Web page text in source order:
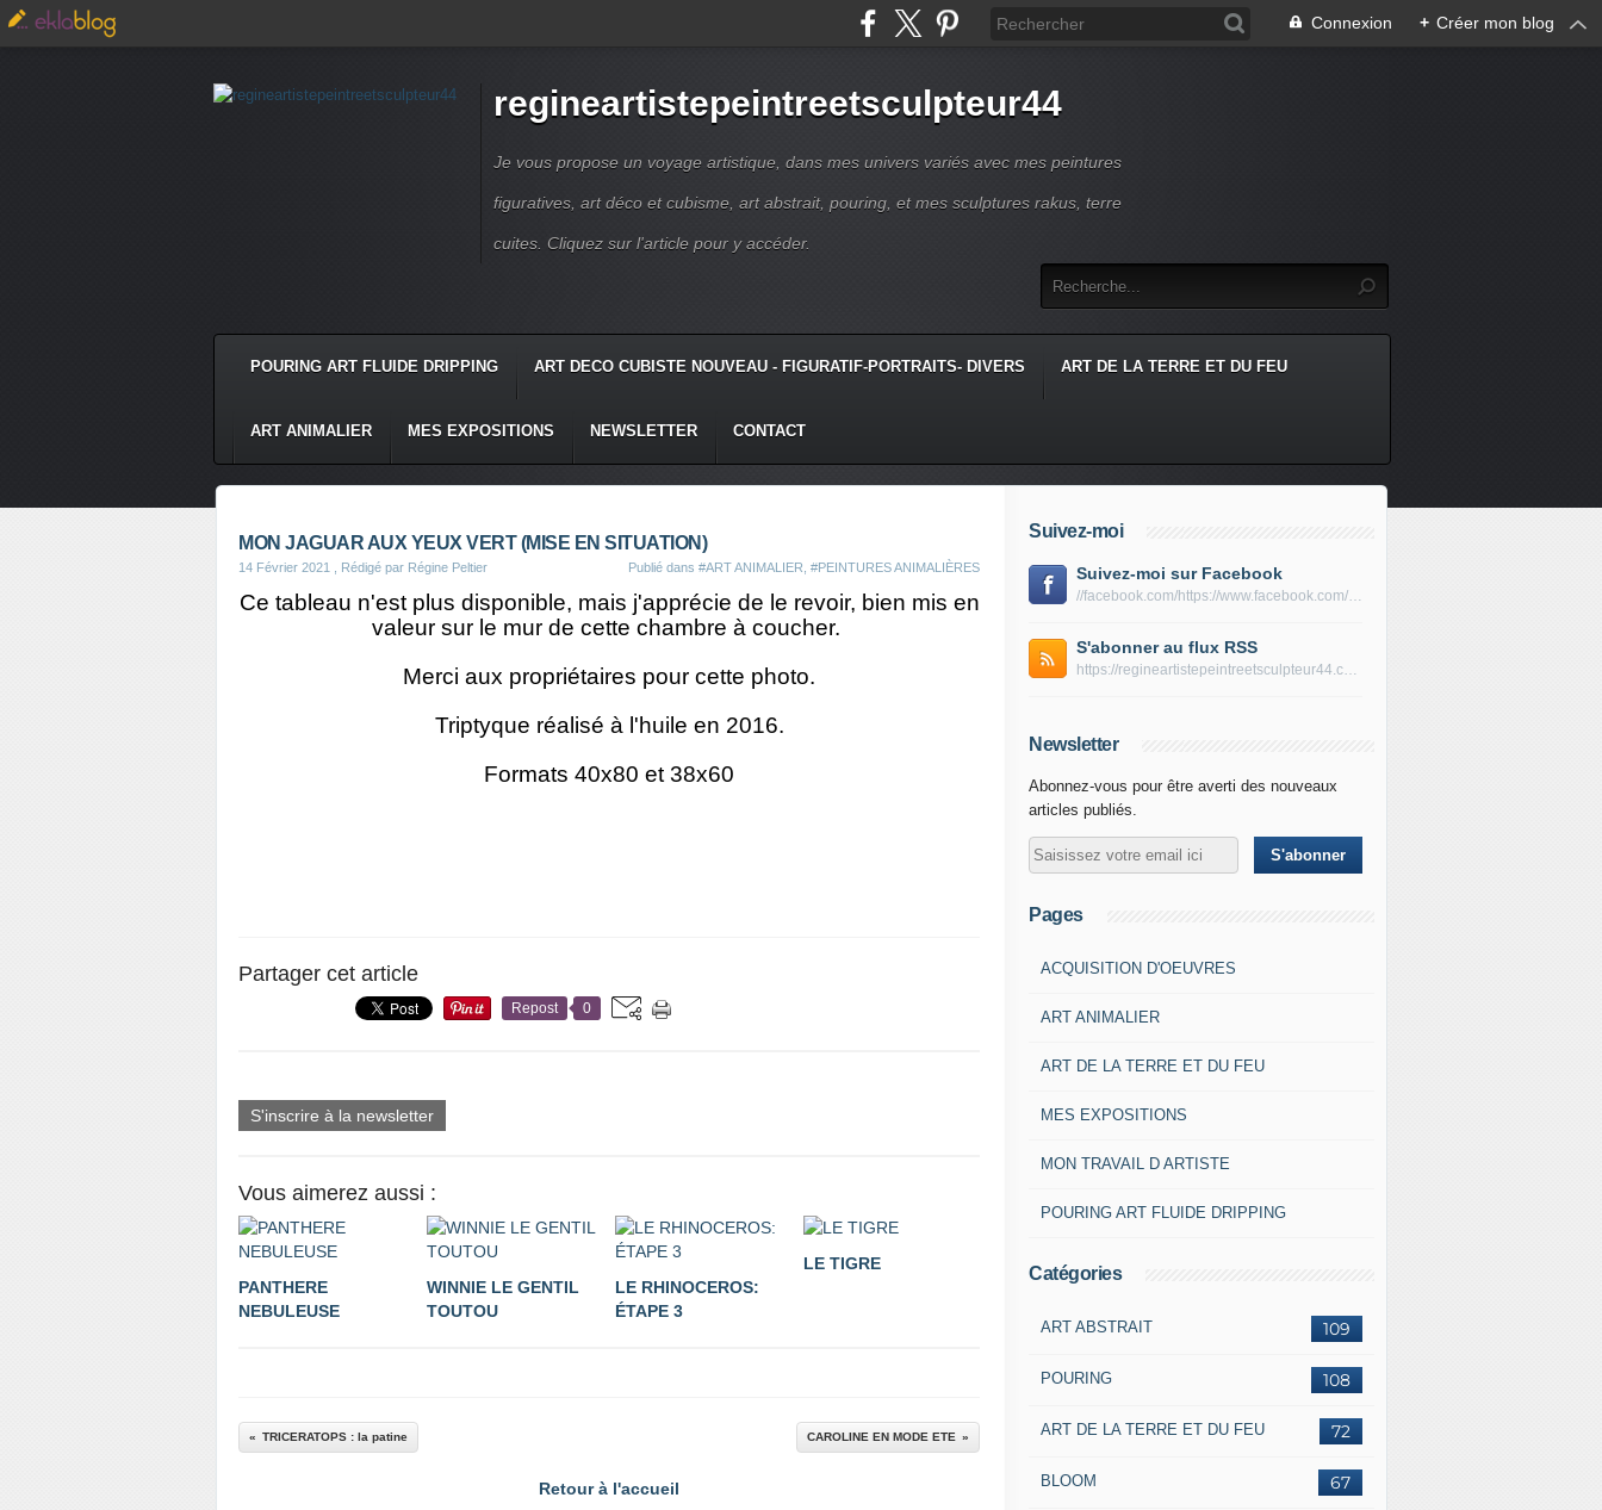
Connexion + Créer mon blog
regineartistepeintreetsculpteur44
Je vous propose un voyage artistique, dans mes univers variés avec mes peintures
figuratives, art déco et cubisme, art abstrait, pouring, et mes sculptures rakus, terre
cuites. Cliquez sur l'article pour y accéder.
POURING ART FLUIDE DRIPPING ART DECO CUBISTE NOUVEAU - FIGURATIF-PORTRAITS- DIVERS ART DE LA TERRE ET DU FEU
ART ANIMALIER MES EXPOSITIONS NEWSLETTER CONTACT
MON JAGUAR AUX YEUX VERT (MISE EN SITUATION)
14 Février 2021 , Rédigé par Régine Peltier Publié dans #ART ANIMALIER #PEINTURES ANIMALIÈRES
Ce tableau n'est plus disponible, mais j'apprécie de le revoir, bien mis en
valeur sur le mur de cette chambre à coucher.
Merci aux propriétaires pour cette photo.
Triptyque réalisé à l'huile en 2016.
Formats 40x80 et 38x60
Partager cet article
Repost 0
S'inscrire à la newsletter
Vous aimerez aussi :
PANTHERE
NEBULEUSE
WINNIE LE GENTIL
TOUTOU
LE RHINOCEROS:
ÉTAPE 3
LE TIGRE
TRICERATOPS : la patine CAROLINE EN MODE ETE
Retour à l'accueil
Suivez-moi
Suivez-moi sur Facebook
//facebook.com/https://www.facebook.com/peltierregine
S'abonner au flux RSS
https://regineartistepeintreetsculpteur44.com/rss
Newsletter
Abonnez-vous pour être averti des nouveaux
articles publiés.
Pages
ACQUISITION D'OEUVRES
ART ANIMALIER
ART DE LA TERRE ET DU FEU
MES EXPOSITIONS
MON TRAVAIL D ARTISTE
POURING ART FLUIDE DRIPPING
Catégories
109
ART ABSTRAIT
108
POURING
72
ART DE LA TERRE ET DU FEU
67
BLOOM